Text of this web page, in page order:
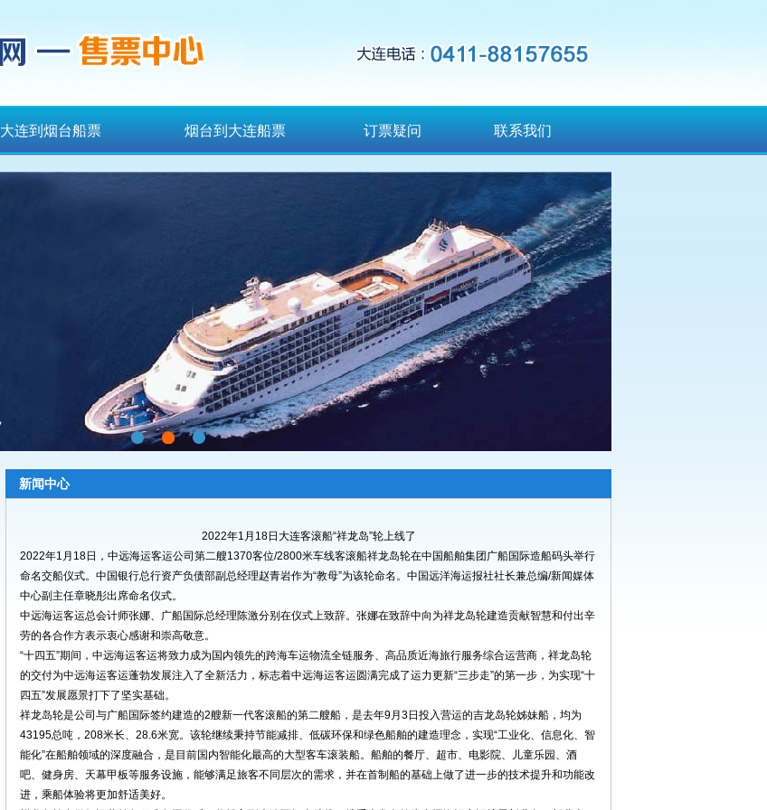
大连到烟台船票 烟台到大连船票 订票疑问 联系我们
新闻中心
2022年1月18日大连客滚船“祥龙岛”轮上线了
2022年1月18日，中远海运客运公司第二艘1370客位/2800米车线客滚船祥龙岛轮在中国船舶集团广船国际造船码头举行
命名交船仪式。中国银行总行资产负债部副总经理赵青岩作为“教母”为该轮命名。中国远洋海运报社社长兼总编/新闻媒体
中心副主任章晓彤出席命名仪式。
中远海运客运总会计师张娜、广船国际总经理陈激分别在仪式上致辞。张娜在致辞中向为祥龙岛轮建造贡献智慧和付出辛
劳的各合作方表示衷心感谢和崇高敬意。
“十四五”期间，中远海运客运将致力成为国内领先的跨海车运物流全链服务、高品质近海旅行服务综合运营商，祥龙岛轮
的交付为中远海运客运蓬勃发展注入了全新活力，标志着中远海运客运圆满完成了运力更新“三步走”的第一步，为实现“十
四五”发展愿景打下了坚实基础。
祥龙岛轮是公司与广船国际签约建造的2艘新一代客滚船的第二艘船，是去年9月3日投入营运的吉龙岛轮姊妹船，均为
43195总吨，208米长、28.6米宽。该轮继续秉持节能减排、低碳环保和绿色船舶的建造理念，实现“工业化、信息化、智
能化”在船舶领域的深度融合，是目前国内智能化最高的大型客车滚装船。船舶的餐厅、超市、电影院、儿童乐园、酒
吧、健身房、天幕甲板等服务设施，能够满足旅客不同层次的需求，并在首制船的基础上做了进一步的技术提升和功能改
进，乘船体验将更加舒适美好。